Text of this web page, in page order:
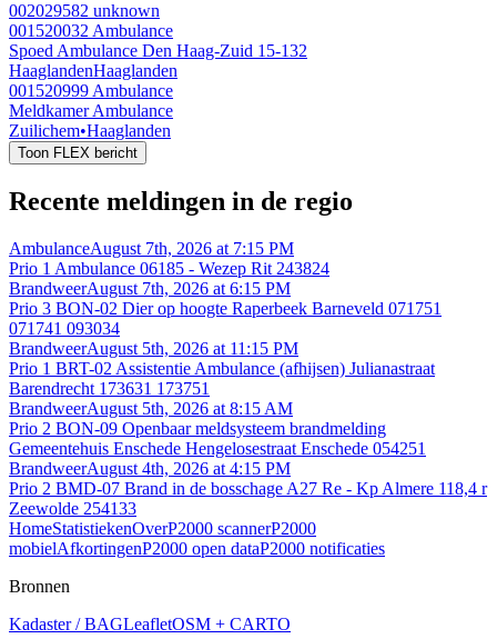
002029582 unknown
001520032 Ambulance
Spoed Ambulance Den Haag-Zuid 15-132
HaaglandenHaaglanden
001520999 Ambulance
Meldkamer Ambulance
Zuilichem•Haaglanden
Toon FLEX bericht
Recente meldingen in de regio
AmbulanceAugust 7th, 2026 at 7:15 PM
Prio 1 Ambulance 06185 - Wezep Rit 243824
BrandweerAugust 7th, 2026 at 6:15 PM
Prio 3 BON-02 Dier op hoogte Raperbeek Barneveld 071751
071741 093034
BrandweerAugust 5th, 2026 at 11:15 PM
Prio 1 BRT-02 Assistentie Ambulance (afhijsen) Julianastraat
Barendrecht 173631 173751
BrandweerAugust 5th, 2026 at 8:15 AM
Prio 2 BON-09 Openbaar meldsysteem brandmelding
Gemeentehuis Enschede Hengelosestraat Enschede 054251
BrandweerAugust 4th, 2026 at 4:15 PM
Prio 2 BMD-07 Brand in de bosschage A27 Re - Kp Almere 118,4 r
Zeewolde 254133
HomeStatistiekenOverP2000 scannerP2000
mobielAfkortingenP2000 open dataP2000 notificaties
Bronnen
Kadaster / BAGLeafletOSM + CARTO